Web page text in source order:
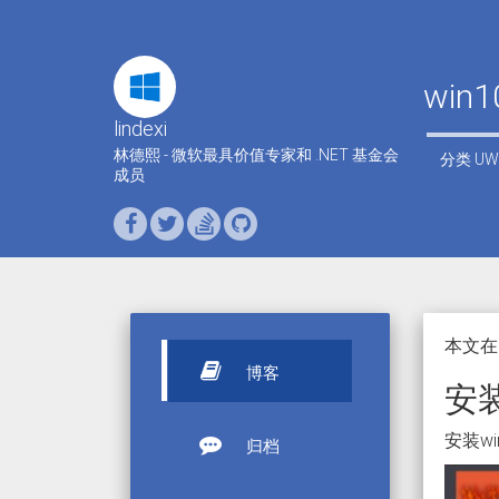
lindexi
林德熙 - 微软最具价值专家和 .NET 基金会
成员
分类
博客
归档
本文在
安
安装